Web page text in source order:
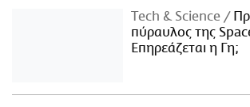
Τech & Science
πύραυλος της
Επηρεάζεται η Γη;